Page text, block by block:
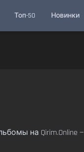
Топ-50 Новинки
на Qirim.Online —